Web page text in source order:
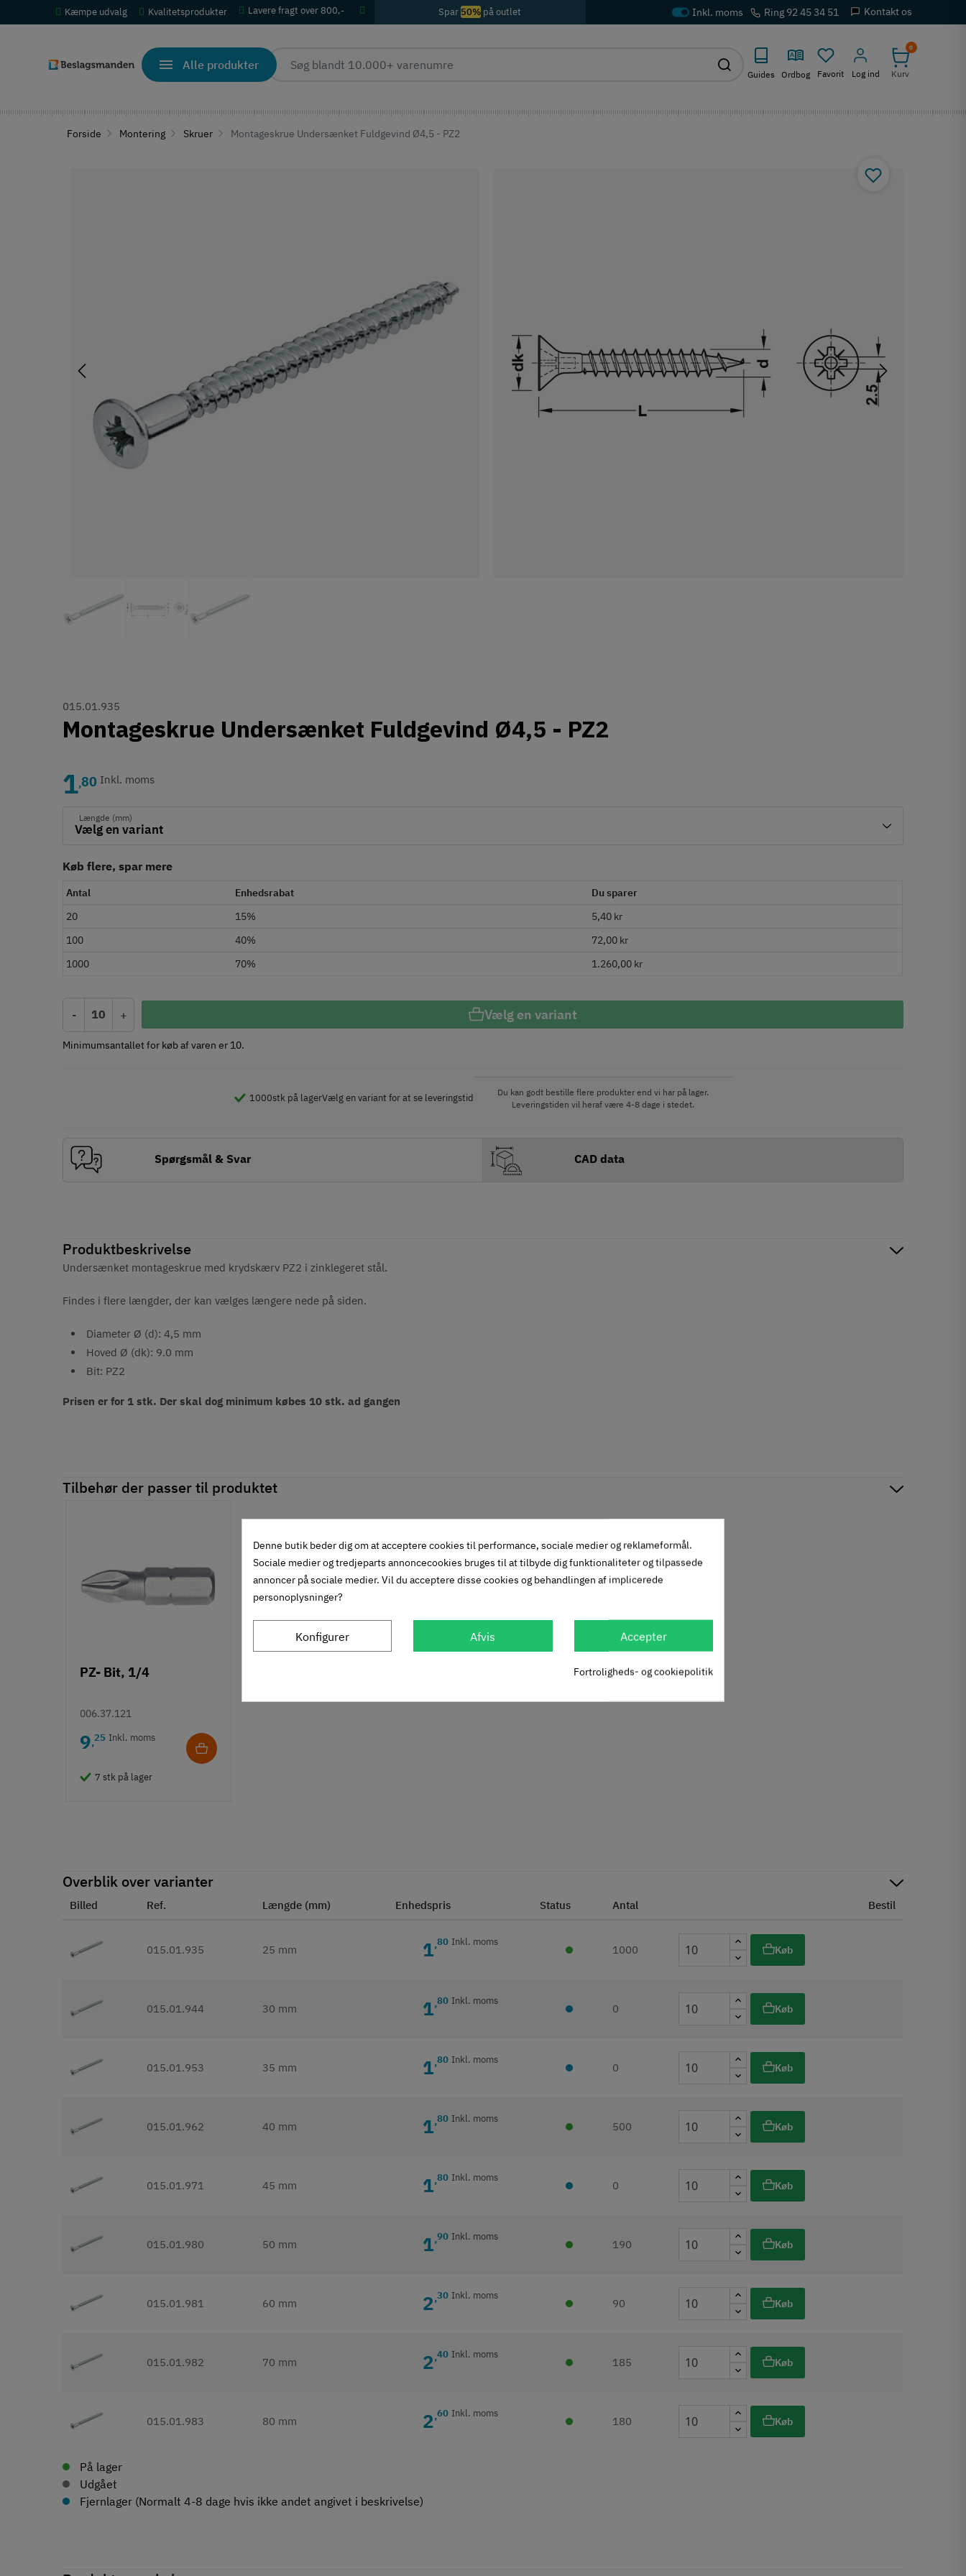
Kæmpe udvalg Kvalitetsprodukter Lavere fragt over 800,- Spar 50% på outlet Ring 92 45 34 51 Kontakt os
Alle produkter
Guides Ordbog Favorit Log ind
0
Kurv
Forside Montering Skruer Montageskrue Undersænket Fuldgevind Ø4,5 - PZ2
Produktbeskrivelse
Undersænket montageskrue med krydskærv PZ2 i zinklegeret stål.
Findes i flere længder, der kan vælges længere nede på siden.
Diameter Ø (d): 4,5 mm
Hoved Ø (dk): 9.0 mm
Bit: PZ2
Prisen er for 1 stk. Der skal dog minimum købes 10 stk. ad gangen
Tilbehør der passer til produktet
PZ- Bit, 1/4
006.37.121
9,25 Inkl. moms
7 stk på lager
Overblik over varianter
Billed Ref. Længde (mm) Enhedspris Status Antal Bestil
015.01.935 25 mm 1,80 Inkl. moms
1000 Køb
015.01.944 30 mm 1,80 Inkl. moms
0 Køb
015.01.953 35 mm 1,80 Inkl. moms
0 Køb
015.01.962 40 mm 1,80 Inkl. moms
500 Køb
015.01.971 45 mm 1,80 Inkl. moms
0 Køb
015.01.980 50 mm 1,90 Inkl. moms
190 Køb
015.01.981 60 mm 2,30 Inkl. moms
90 Køb
015.01.982 70 mm 2,40 Inkl. moms
185 Køb
015.01.983 80 mm 2,60 Inkl. moms
180 Køb
På lager
Udgået
Fjernlager (Normalt 4-8 dage hvis ikke andet angivet i beskrivelse)
015.01.935
Montageskrue Undersænket Fuldgevind Ø4,5 - PZ2
1,80 Inkl. moms
Længde (mm)
Køb flere, spar mere
Antal Enhedsrabat
Du sparer
20
15%
5,40 kr
100
40%
72,00 kr
1000
70% 1.260,00 kr
- + Vælg en variant
Minimumsantallet for køb af varen er 10.
1000stk på lagerVælg en variant for at se leveringstid
Du kan godt bestille flere produkter end vi har på lager.
Leveringstiden vil heraf være 4-8 dage i stedet.
Spørgsmål & Svar CAD data
Denne butik beder dig om at acceptere cookies til performance, sociale medier og reklameformål.
Sociale medier og tredjeparts annoncecookies bruges til at tilbyde dig funktionaliteter og tilpassede
annoncer på sociale medier. Vil du acceptere disse cookies og behandlingen af implicerede
personoplysninger?
Konfigurer Afvis Accepter
Fortroligheds- og cookiepolitik